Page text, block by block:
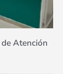
Atención